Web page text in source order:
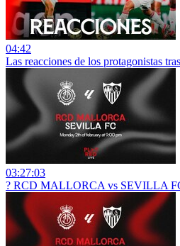
04:42
Las reacciones de los protagonistas
03:27:03
? RCD MALLORCA vs SEVILLA